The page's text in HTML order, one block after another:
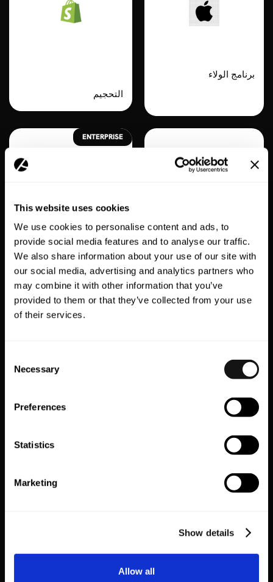
This website uses cookies
We use cookies to personalise content and ads, to
provide social media features and to analyse our traffic.
We also share information about your use of our site with
our social media, advertising and analytics partners who
may combine it with other information that you’ve
provided to them or that they’ve collected from your use
of their services.
Selection
Necessary
Preferences
Statistics
Marketing
Show details
Allow all
برنامج الولاء
التحجيم
Kiwi Size
Guide
التحجيم
ENTERPRISE
Recharge
السراء
Bambuser
Vyking